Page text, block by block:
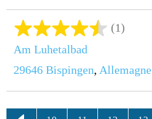
(1)
Am Luhetalbad
29646 Bispingen, Allemagne